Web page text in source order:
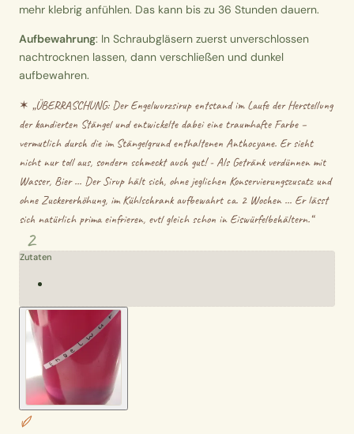
mehr klebrig anfühlen. Das kann bis zu 36 Stunden dauern.
Aufbewahrung: In Schraubgläsern zuerst unverschlossen
nachtrocknen lassen, dann verschließen und dunkel
aufbewahren.
✶ „ÜBERRASCHUNG: Der Engelwurzsirup entstand im Laufe der Herstellung
der kandierten Stängel und entwickelte dabei eine traumhafte Farbe –
vermutlich durch die im Stängelgrund enthaltenen Anthocyane. Er sieht
nicht nur toll aus, sondern schmeckt auch gut! - Als Getränk verdünnen mit
Wasser, Bier … Der Sirup hält sich, ohne jeglichen Konservierungszusatz und
ohne Zuckererhöhung, im Kühlschrank aufbewahrt ca. 2 Wochen … Er lässt
sich natürlich prima einfrieren, evtl gleich schon in Eiswürfelbehältern.“
2
Zutaten